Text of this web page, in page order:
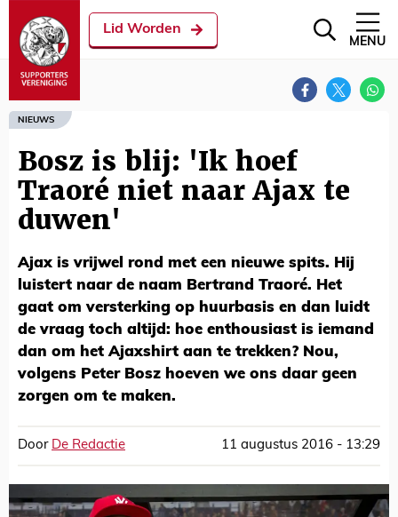
Lid Worden
MENU
NIEUWS
Bosz is blij: 'Ik hoef
Traoré niet naar Ajax te
duwen'
Ajax is vrijwel rond met een nieuwe spits. Hij
luistert naar de naam Bertrand Traoré. Het
gaat om versterking op huurbasis en dan luidt
de vraag toch altijd: hoe enthousiast is iemand
dan om het Ajaxshirt aan te trekken? Nou,
volgens Peter Bosz hoeven we ons daar geen
zorgen om te maken.
Door De Redactie 11 augustus 2016 - 13:29